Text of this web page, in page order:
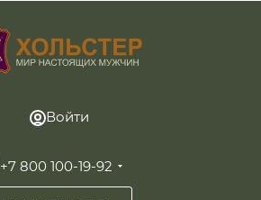
Войти
+7 800 100-19-92